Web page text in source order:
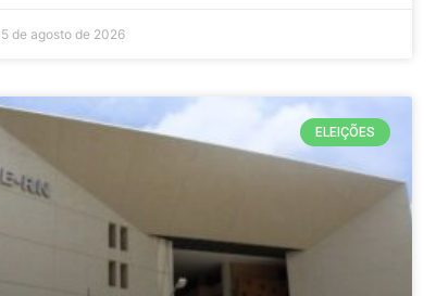
5 de agosto de 2026
ELEIÇÕES